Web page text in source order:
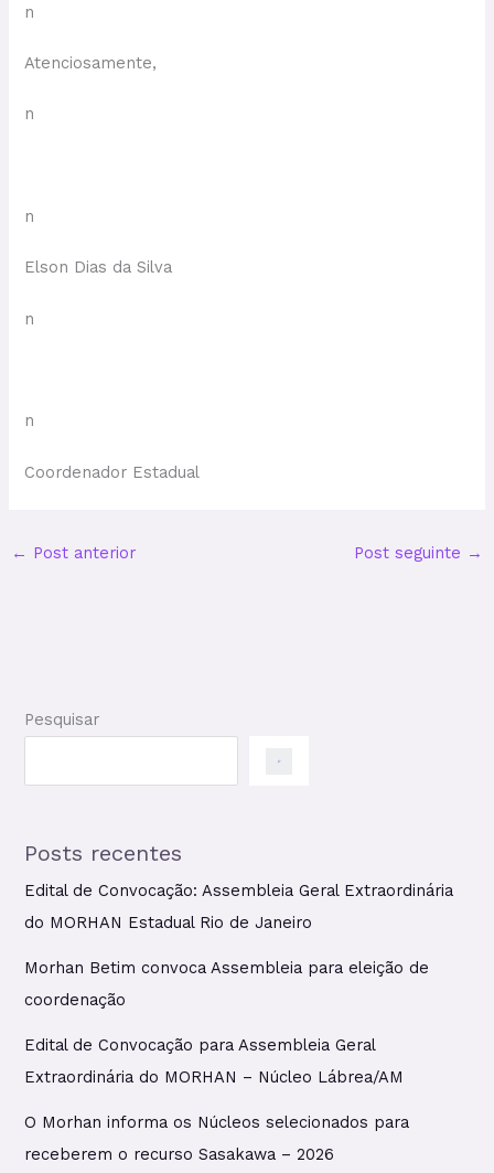
n
Atenciosamente,
n
n
Elson Dias da Silva
n
n
Coordenador Estadual
← Post anterior Post seguinte →
Pesquisar
Posts recentes
Edital de Convocação: Assembleia Geral Extraordinária
do MORHAN Estadual Rio de Janeiro
Morhan Betim convoca Assembleia para eleição de
coordenação
Edital de Convocação para Assembleia Geral
Extraordinária do MORHAN – Núcleo Lábrea/AM
O Morhan informa os Núcleos selecionados para
receberem o recurso Sasakawa – 2026